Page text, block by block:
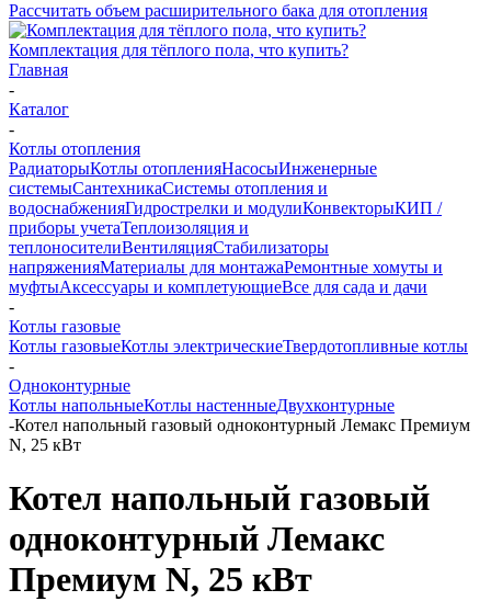
Рассчитать объем расширительного бака для отопления
Комплектация для тёплого пола, что купить?
Главная
-
Каталог
-
Котлы отопления
РадиаторыКотлы отопленияНасосыИнженерные
системыСантехникаСистемы отопления и
водоснабженияГидрострелки и модулиКонвекторыКИП /
приборы учетаТеплоизоляция и
теплоносителиВентиляцияСтабилизаторы
напряженияМатериалы для монтажаРемонтные хомуты и
муфтыАксессуары и комплетующиеВсе для сада и дачи
-
Котлы газовые
Котлы газовыеКотлы электрическиеТвердотопливные котлы
-
Одноконтурные
Котлы напольныеКотлы настенныеДвухконтурные
-Котел напольный газовый одноконтурный Лемакс Премиум
N, 25 кВт
Котел напольный газовый
одноконтурный Лемакс
Премиум N, 25 кВт